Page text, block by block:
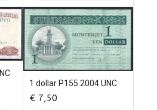
Winkelwagen
1 dollar P155 2004 UNC
€ 7,50